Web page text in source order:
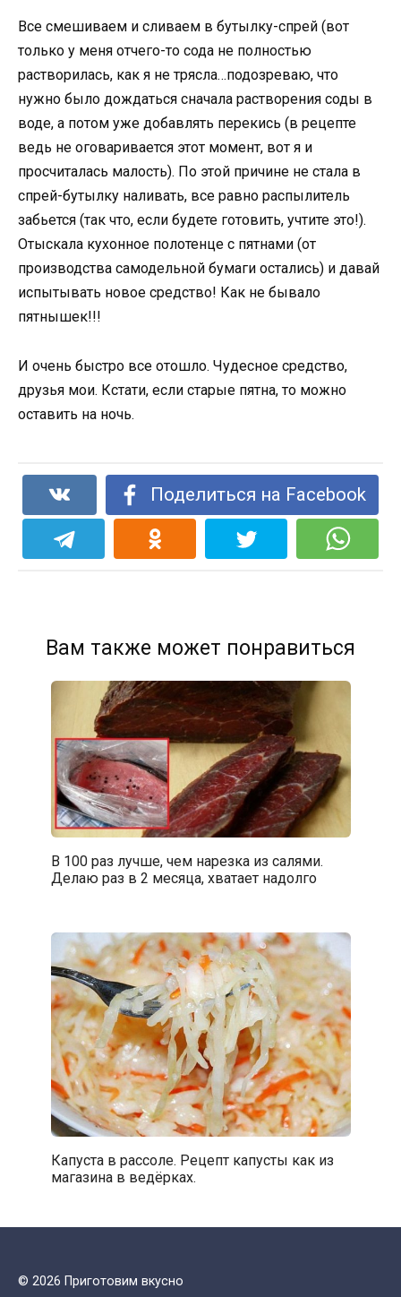
Все смешиваем и сливаем в бутылку-спрей (вот
только у меня отчего-то сода не полностью
растворилась, как я не трясла…подозреваю, что
нужно было дождаться сначала растворения соды в
воде, а потом уже добавлять перекись (в рецепте
ведь не оговаривается этот момент, вот я и
просчиталась малость). По этой причине не стала в
спрей-бутылку наливать, все равно распылитель
забьется (так что, если будете готовить, учтите это!).
Отыскала кухонное полотенце с пятнами (от
производства самодельной бумаги остались) и давай
испытывать новое средство! Как не бывало
пятнышек!!!
И очень быстро все отошло. Чудесное средство,
друзья мои. Кстати, если старые пятна, то можно
оставить на ночь.
Поделиться на Facebook
Вам также может понравиться
В 100 раз лучше, чем нарезка из салями.
Делаю раз в 2 месяца, хватает надолго
Капуста в рассоле. Рецепт капусты как из
магазина в ведёрках.
© 2026 Приготовим вкусно